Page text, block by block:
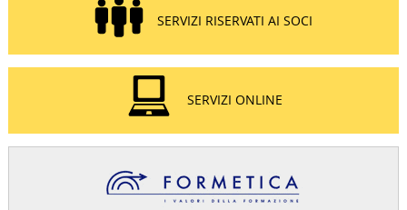
SERVIZI RISERVATI AI SOCI
SERVIZI ONLINE